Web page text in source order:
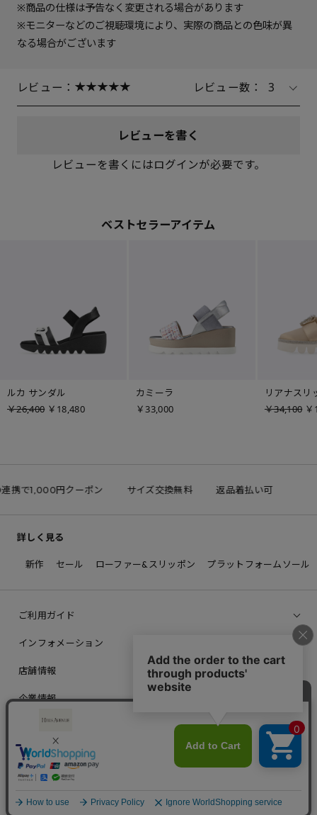
25cm × 在庫なし
※商品の仕様は予告なく変更される場合があります
※モニターなどのご視聴環境により、実際の商品との色味が異
なる場合がございます
レビュー： レビュー数： 3
レビューを書く
レビューを書くにはログインが必要です。
ベストセラーアイテム
ルカ サンダル
￥26,400 ￥18,480
カミーラ
￥33,000
リアナスリ
￥34,100
携で1,000円クーポン サイズ交換無料 返品着払い可
詳しく見る
新作 セール ローファー&スリッポン プラットフォームソール
ご利用ガイド
インフォメーション
店舗情報
企業情報